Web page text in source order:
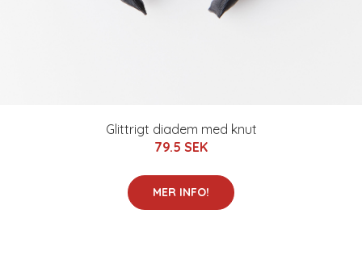
Glittrigt diadem med knut
79.5 SEK
MER INFO!